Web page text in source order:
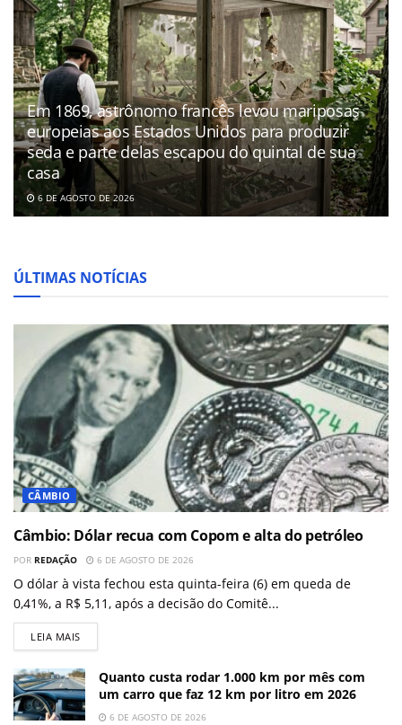
Em 1869, astrônomo francês levou mariposas
europeias aos Estados Unidos para produzir
seda e parte delas escapou do quintal de sua
casa
6 DE AGOSTO DE 2026
ÚLTIMAS NOTÍCIAS
CÂMBIO
Câmbio: Dólar recua com Copom e alta do petróleo
POR REDAÇÃO 6 DE AGOSTO DE 2026
O dólar à vista fechou esta quinta-feira (6) em queda de
0,41%, a R$ 5,11, após a decisão do Comitê...
LEIA MAIS
Quanto custa rodar 1.000 km por mês com
um carro que faz 12 km por litro em 2026
6 DE AGOSTO DE 2026